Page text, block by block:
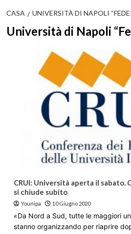
CASA UNIVERSITÀ DI NAPOLI
Università di Napoli
CRUI: Università aperta il sabato.
si chiude subito
Younipa 10 Giugno 2020
«Da Nord a Sud, tutte le maggiori
stanno organizzando per riaprire